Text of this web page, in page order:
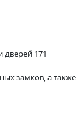
дверей 171
замков, а также